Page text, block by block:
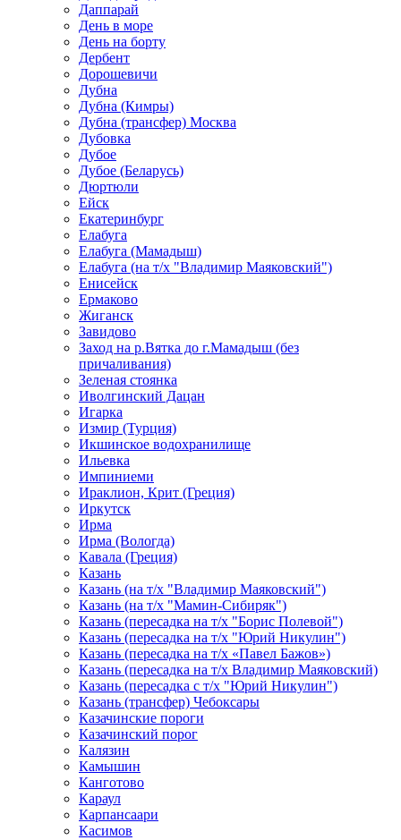
Даппарай
День в море
День на борту
Дербент
Дорошевичи
Дубна
Дубна (Кимры)
Дубна (трансфер) Москва
Дубовка
Дубое
Дубое (Беларусь)
Дюртюли
Ейск
Екатеринбург
Елабуга
Елабуга (Мамадыш)
Елабуга (на т/х "Владимир Маяковский")
Енисейск
Ермаково
Жиганск
Завидово
Заход на р.Вятка до г.Мамадыш (без
причаливания)
Зеленая стоянка
Иволгинский Дацан
Игарка
Измир (Турция)
Икшинское водохранилище
Ильевка
Импиниеми
Ираклион, Крит (Греция)
Иркутск
Ирма
Ирма (Вологда)
Кавала (Греция)
Казань
Казань (на т/х "Владимир Маяковский")
Казань (на т/х "Мамин-Сибиряк")
Казань (пересадка на т/х "Борис Полевой")
Казань (пересадка на т/х "Юрий Никулин")
Казань (пересадка на т/х «Павел Бажов»)
Казань (пересадка на т/х Владимир Маяковский)
Казань (пересадка с т/х "Юрий Никулин")
Казань (трансфер) Чебоксары
Казачинские пороги
Казачинский порог
Калязин
Камышин
Канготово
Караул
Карпансаари
Касимов